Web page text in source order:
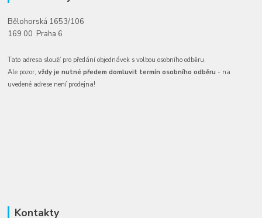
Bělohorská 1653/106
169 00 Praha 6
Tato adresa slouží pro předání objednávek s volbou osobního odběru.
Ale pozor,vždy je nutné předem domluvit termín osobního odběru - na
uvedené adrese není prodejna!
Kontakty